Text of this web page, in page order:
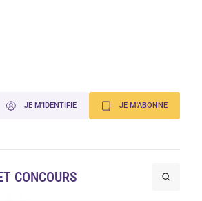
JE M'IDENTIFIE JE M'ABONNE
CONCOURS